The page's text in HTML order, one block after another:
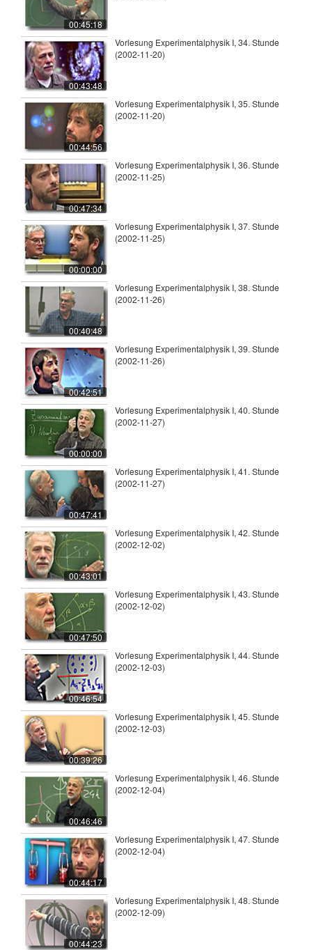
00:45:18
00:43:48
Vorlesung Experimentalphysik I, 34. Stunde
(2002-11-20)
00:44:56
Vorlesung Experimentalphysik I, 35. Stunde
(2002-11-20)
00:47:34
Vorlesung Experimentalphysik I, 36. Stunde
(2002-11-25)
00:00:00
Vorlesung Experimentalphysik I, 37. Stunde
(2002-11-25)
00:40:48
Vorlesung Experimentalphysik I, 38. Stunde
(2002-11-26)
00:42:51
Vorlesung Experimentalphysik I, 39. Stunde
(2002-11-26)
00:00:00
Vorlesung Experimentalphysik I, 40. Stunde
(2002-11-27)
00:47:41
Vorlesung Experimentalphysik I, 41. Stunde
(2002-11-27)
00:43:01
Vorlesung Experimentalphysik I, 42. Stunde
(2002-12-02)
00:47:50
Vorlesung Experimentalphysik I, 43. Stunde
(2002-12-02)
00:46:54
Vorlesung Experimentalphysik I, 44. Stunde
(2002-12-03)
00:39:26
Vorlesung Experimentalphysik I, 45. Stunde
(2002-12-03)
00:46:46
Vorlesung Experimentalphysik I, 46. Stunde
(2002-12-04)
00:44:17
Vorlesung Experimentalphysik I, 47. Stunde
(2002-12-04)
00:44:23
Vorlesung Experimentalphysik I, 48. Stunde
(2002-12-09)